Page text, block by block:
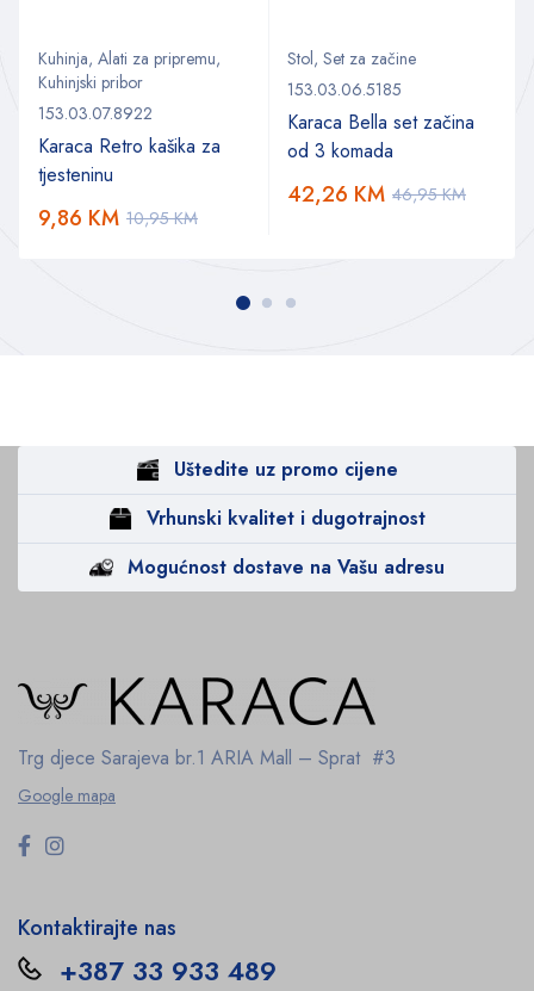
Kuhinja, Alati za pripremu,
Kuhinjski pribor
153.03.07.8922
Karaca Retro kašika za
tjesteninu
10,95KM
9,86 KM
Stol, Set za začine
153.03.06.5185
Karaca Bella set začina
od 3 komada
46,95KM
42,26 KM
Uštedite uz promo cijene
Vrhunski kvalitet i dugotrajnost
Mogućnost dostave na Vašu adresu
Trg djece Sarajeva br.1 ARIA Mall – Sprat #3
Google mapa
Kontaktirajte nas
+387 33 933 489